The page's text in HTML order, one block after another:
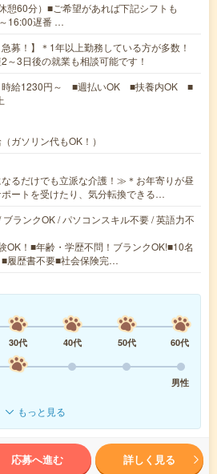
憩60分）■ご希望があれば下記シフトも
16:00遅番 …
急募！】＊1年以上勤務している方が多数！
～3日後の就業も相談可能です！
時給1230円～ ■週払いOK ■扶養内OK ■
ガソリン代もOK！）
るだけでも立派な介護！≫＊お年寄りが昼
ートを受けたり、気分転換できる…
ランクOK / パソコンスキル不要 / 英語力不
OK！■年齢・学歴不問！ブランクOK!■10名
履歴書不要■社会保険完…
30代 40代 50代
60代
男性
もっと見る
応募へ進む 詳しく見る